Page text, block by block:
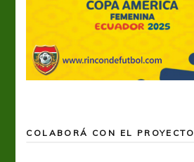
COLABORÁ CON EL PROYECTO